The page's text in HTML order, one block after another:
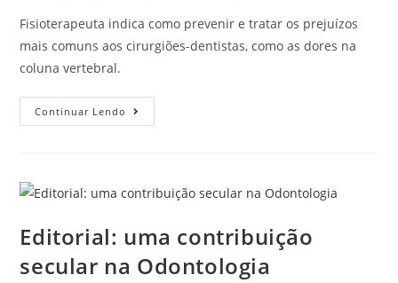
Fisioterapeuta indica como prevenir e tratar os prejuízos
mais comuns aos cirurgiões-dentistas, como as dores na
coluna vertebral.
Continuar Lendo
Editorial: uma contribuição
secular na Odontologia